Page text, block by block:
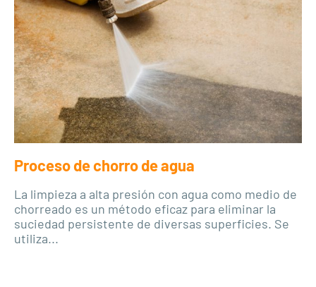
Proceso de chorro de agua
La limpieza a alta presión con agua como medio de
chorreado es un método eficaz para eliminar la
suciedad persistente de diversas superficies. Se
utiliza...